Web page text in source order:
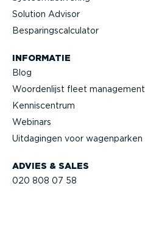
ADVIES & SALES
020 808 07 58
Solution Advisor
Bespa­rings­cal­cu­lator
INFORMATIE
Blog
Woorden­lijst fleet management
Kennis­centrum
Webinars
Uitdagingen voor wagenparken